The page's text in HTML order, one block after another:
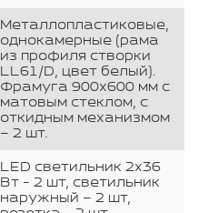
Металлопластиковые,
однокамерные (рама
из профиля створки
LL61/D, цвет белый).
Фрамуга 900х600 мм с
матовым стеклом, с
откидным механизмом
– 2 шт.
LED светильник 2х36
Вт - 2 шт, светильник
наружный – 2 шт,